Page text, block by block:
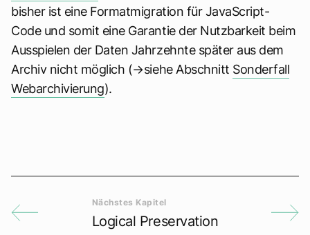
bisher ist eine Formatmigration für JavaScript-
Code und somit eine Garantie der Nutzbarkeit beim
Ausspielen der Daten Jahrzehnte später aus dem
Archiv nicht möglich (→siehe Abschnitt Sonderfall
Webarchivierung).
Logical Preservation